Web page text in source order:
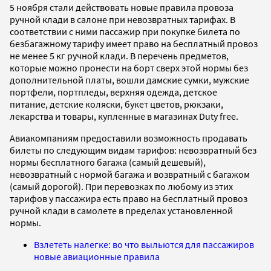
5 ноября стали действовать новые правила провоза
ручной клади в салоне при невозвратных тарифах. В
соответствии с ними пассажир при покупке билета по
безбагажному тарифу имеет право на бесплатный провоз
не менее 5 кг ручной клади. В перечень предметов,
которые можно пронести на борт сверх этой нормы без
дополнительной платы, вошли дамские сумки, мужские
портфели, портпледы, верхняя одежда, детское
питание, детские коляски, букет цветов, рюкзаки,
лекарства и товары, купленные в магазинах Duty free.
Авиакомпаниям предоставили возможность продавать
билеты по следующим видам тарифов: невозвратный без
нормы бесплатного багажа (самый дешевый),
невозвратный с нормой багажа и возвратный с багажом
(самый дорогой). При перевозках по любому из этих
тарифов у пассажира есть право на бесплатный провоз
ручной клади в самолете в пределах установленной
нормы.
Взлететь налегке: во что выльются для пассажиров
новые авиационные правила